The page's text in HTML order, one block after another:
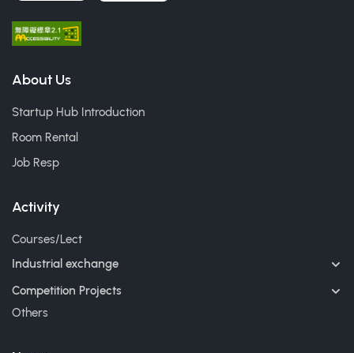
About Us
Startup Hub Introduction
Room Rental
Job Resp
Activity
Courses/Lect
Industrial exchange
Competition Projects
Others